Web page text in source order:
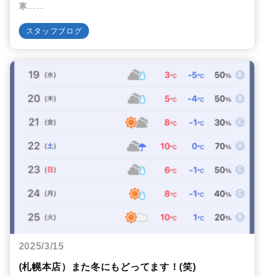
寒……
スタッフブログ
2025/3/15
(札幌本店）また冬にもどってます！(笑)